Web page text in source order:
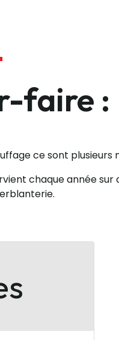
faire :
ce sont
chaque année sur